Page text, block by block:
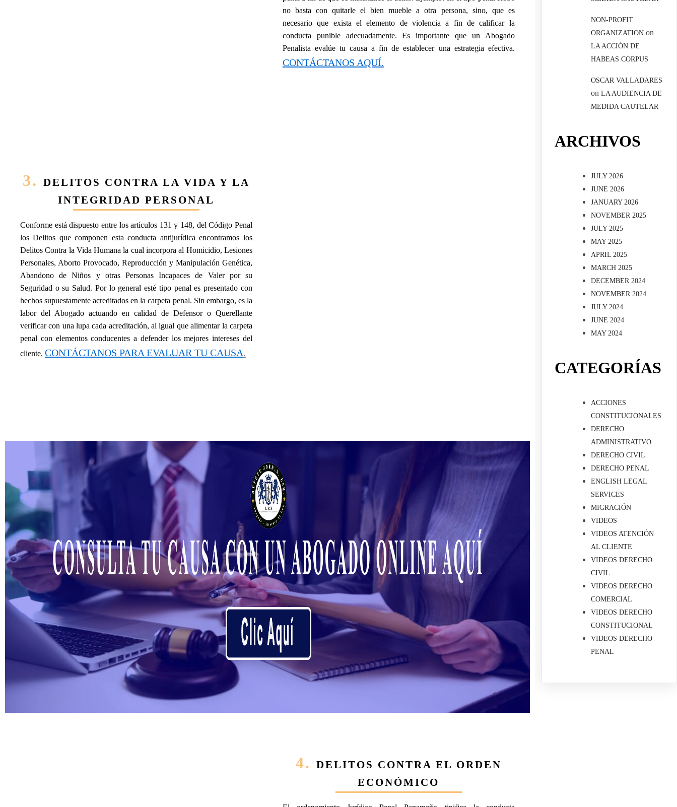
no basta con quitarle el bien mueble a otra persona, sino, que es
necesario que exista el elemento de violencia a fin de calificar la
conducta punible adecuadamente. Es importante que un Abogado
Penalista evalúe tu causa a fin de establecer una estrategia efectiva.
CONTÁCTANOS AQUÍ.
3.
DELITOS CONTRA LA VIDA Y LA
INTEGRIDAD PERSONAL
Conforme está dispuesto entre los artículos 131 y 148, del Código Penal
los Delitos que componen esta conducta antijurídica encontramos los
Delitos Contra la Vida Humana la cual incorpora al Homicidio, Lesiones
Personales, Aborto Provocado, Reproducción y Manipulación Genética,
Abandono de Niños y otras Personas Incapaces de Valer por su
Seguridad o su Salud. Por lo general esté tipo penal es presentado con
hechos supuestamente acreditados en la carpeta penal. Sin embargo, es la
labor del Abogado actuando en calidad de Defensor o Querellante
verificar con una lupa cada acreditación, al igual que alimentar la carpeta
penal con elementos conducentes a defender los mejores intereses del
cliente. CONTÁCTANOS PARA EVALUAR TU CAUSA.
4.
DELITOS CONTRA EL ORDEN
ECONÓMICO
NON-PROFIT
ORGANIZATION on
LA ACCIÓN DE
HABEAS CORPUS
OSCAR VALLADARES
onLA AUDIENCIA DE
MEDIDA CAUTELAR
ARCHIVOS
JULY 2026
JUNE 2026
JANUARY 2026
NOVEMBER 2025
JULY 2025
MAY 2025
APRIL 2025
MARCH 2025
DECEMBER 2024
NOVEMBER 2024
JULY 2024
JUNE 2024
MAY 2024
CATEGORÍAS
ACCIONES
CONSTITUCIONALES
DERECHO
ADMINISTRATIVO
DERECHO CIVIL
DERECHO PENAL
ENGLISH LEGAL
SERVICES
MIGRACIÓN
VIDEOS
VIDEOS ATENCIÓN
AL CLIENTE
VIDEOS DERECHO
CIVIL
VIDEOS DERECHO
COMERCIAL
VIDEOS DERECHO
CONSTITUCIONAL
VIDEOS DERECHO
PENAL